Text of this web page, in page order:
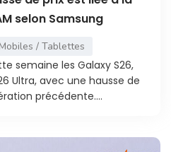
selon Samsung
Mobiles / Tablettes
semaine les Galaxy S26,
Ultra, avec une hausse de
précédente....